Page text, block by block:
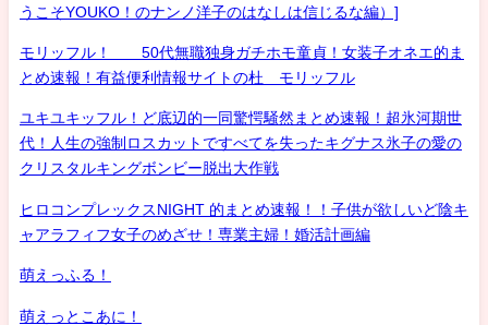
うこそYOUKO！のナンノ洋子のはなしは信じるな編）]
モリッフル！ 50代無職独身ガチホモ童貞！女装子オネエ的ま
とめ速報！有益便利情報サイトの杜 モリッフル
ユキユキッフル！ど底辺的一同驚愕騒然まとめ速報！超氷河期世
代！人生の強制ロスカットですべてを失ったキグナス氷子の愛の
クリスタルキングボンビー脱出大作戦
ヒロコンプレックスNIGHT 的まとめ速報！！子供が欲しいど陰キ
ャアラフィフ女子のめざせ！専業主婦！婚活計画編
萌えっふる！
萌えっとこあに！